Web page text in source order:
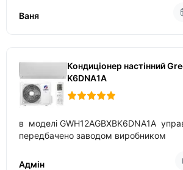
температури
Ваня
Кондиціонер настінний
K6DNA1A
в моделі GWH12AGBXBK6DNA1A
передбачено заводом виробником
Адмін